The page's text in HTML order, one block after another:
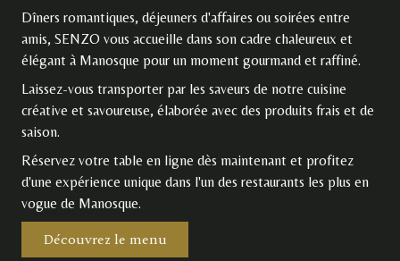
Dîners romantiques, déjeuners d'affaires ou soirées entre
amis, SENZO vous accueille dans son cadre chaleureux et
élégant à Manosque pour un moment gourmand et raffiné.
Laissez-vous transporter par les saveurs de notre cuisine
créative et savoureuse, élaborée avec des produits frais et de
saison.
Réservez votre table en ligne dès maintenant et profitez
d'une expérience unique dans l'un des restaurants les plus en
vogue de Manosque.
Découvrez le menu